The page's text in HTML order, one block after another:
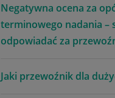
Negatywna ocena za
terminowego nadania –
odpowiadać za
Jaki przewoźnik dla